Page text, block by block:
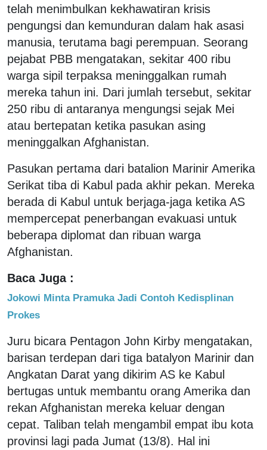
telah menimbulkan kekhawatiran krisis
pengungsi dan kemunduran dalam hak asasi
manusia, terutama bagi perempuan. Seorang
pejabat PBB mengatakan, sekitar 400 ribu
warga sipil terpaksa meninggalkan rumah
mereka tahun ini. Dari jumlah tersebut, sekitar
250 ribu di antaranya mengungsi sejak Mei
atau bertepatan ketika pasukan asing
meninggalkan Afghanistan.
Pasukan pertama dari batalion Marinir Amerika
Serikat tiba di Kabul pada akhir pekan. Mereka
berada di Kabul untuk berjaga-jaga ketika AS
mempercepat penerbangan evakuasi untuk
beberapa diplomat dan ribuan warga
Afghanistan.
Baca Juga :
Jokowi Minta Pramuka Jadi Contoh Kedisplinan
Prokes
Juru bicara Pentagon John Kirby mengatakan,
barisan terdepan dari tiga batalyon Marinir dan
Angkatan Darat yang dikirim AS ke Kabul
bertugas untuk membantu orang Amerika dan
rekan Afghanistan mereka keluar dengan
cepat. Taliban telah mengambil empat ibu kota
provinsi lagi pada Jumat (13/8). Hal ini